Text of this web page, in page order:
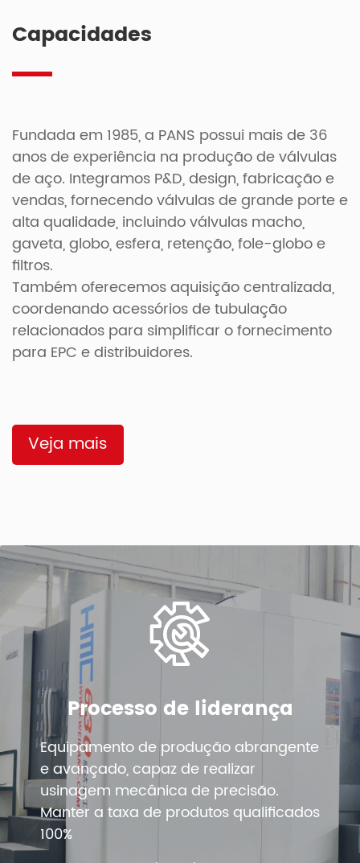
Capacidades
Fundada em 1985, a PANS possui mais de 36
anos de experiência na produção de válvulas
de aço. Integramos P&D, design, fabricação e
vendas, fornecendo válvulas de grande porte e
alta qualidade, incluindo válvulas macho,
gaveta, globo, esfera, retenção, fole-globo e
filtros.
Também oferecemos aquisição centralizada,
coordenando acessórios de tubulação
relacionados para simplificar o fornecimento
para EPC e distribuidores.
Veja mais
Processo de liderança
Equipamento de produção abrangente
e avançado, capaz de realizar
usinagem mecânica de precisão.
Manter a taxa de produtos qualificados
100%